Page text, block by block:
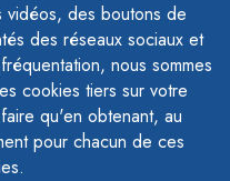
des boutons de
des réseaux sociaux et
nous sommes
cookies tiers sur votre
qu'en obtenant, au
pour chacun de ces
CONFORME
DES DONNÉES
COOKIES